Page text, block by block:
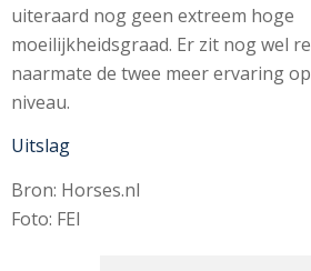
uiteraard nog geen extreem hoge
moeilijkheidsgraad. Er zit nog wel
naarmate de twee meer ervaring
niveau.
Uitslag
Bron: Horses.nl
Foto: FEI